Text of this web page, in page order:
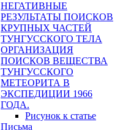
НЕГАТИВНЫЕ
РЕЗУЛЬТАТЫ ПОИСКОВ
КРУПНЫХ ЧАСТЕЙ
ТУНГУССКОГО ТЕЛА
ОРГАНИЗАЦИЯ
ПОИСКОВ ВЕЩЕСТВА
ТУНГУССКОГО
МЕТЕОРИТА В
ЭКСПЕДИЦИИ 1966
ГОДА.
Рисунок к статье
Письма